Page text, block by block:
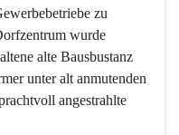
zu
wurde
alte Bausbustanz
unter alt anmutenden
angestrahlte